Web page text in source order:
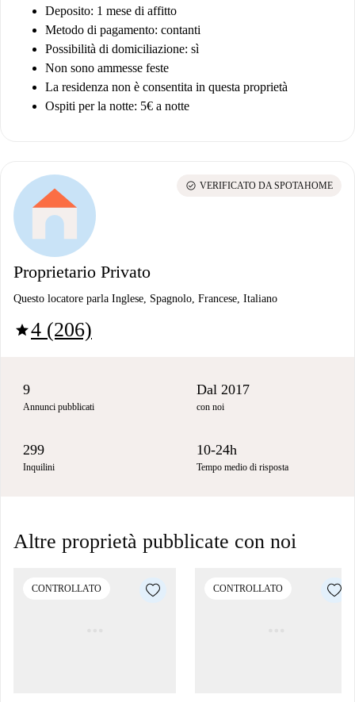
Deposito: 1 mese di affitto
Metodo di pagamento: contanti
Possibilità di domiciliazione: sì
Non sono ammesse feste
La residenza non è consentita in questa proprietà
Ospiti per la notte: 5€ a notte
Proprietario Privato
Questo locatore parla Inglese, Spagnolo, Francese, Italiano
star4 (206)
check_circle VERIFICATO DA SPOTAHOME
9
Annunci pubblicati
Dal 2017
con noi
299
Inquilini
10-24h
Tempo medio di risposta
Altre proprietà pubblicate con noi
CONTROLLATO CONTROLLATO